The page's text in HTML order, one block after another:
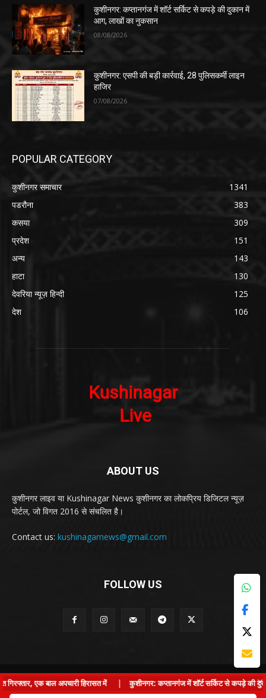
कुशीनगर: कप्तानगंज में शॉर्ट सर्किट से कपड़े की दुकान में
आग, लाखों का नुकसान
08/08/2026
कुशीनगर: एसपी की बड़ी कार्रवाई, 28 पुलिसकर्मी लाइन
हाजिर
07/08/2026
POPULAR CATEGORY
कुशीनगर समाचार
1341
पडरौना
383
कसया
309
प्रदेश
151
अन्य
143
हाटा
130
देवरिया न्यूज़ हिन्दी
125
देश
106
ABOUT US
कुशीनगर लाइव या Kushinagar News कुशीनगर का लोकप्रिय डिजिटल न्यूज़
पोर्टल, जो विगत 2016 से संचलित है।
Contact us: kushinagarnews@gmail.com
FOLLOW US
© Kushinagar Live - 2022 ×
एक बाल अपचारी हिरासत में |
कुशीनगर: कप्तानगंज में शॉर्ट सर्किट से कपड़े की दुकान